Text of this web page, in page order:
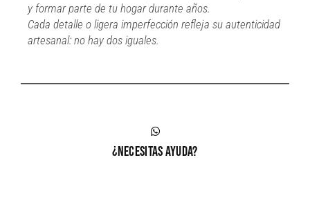
y formar parte de tu hogar durante años.
Cada detalle o ligera imperfección refleja su autenticidad
artesanal: no hay dos iguales.
¿necesitas ayuda?